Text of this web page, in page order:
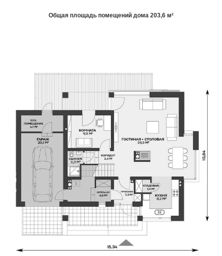
Общая площадь помещений дома 203,6 м²